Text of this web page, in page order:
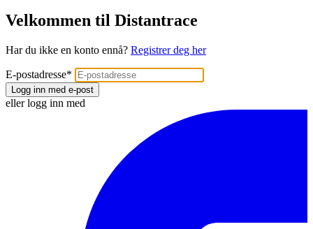
Velkommen til Distantrace
Har du ikke en konto ennå? Registrer deg her
E-postadresse*
Logg inn med e-post
eller logg inn med